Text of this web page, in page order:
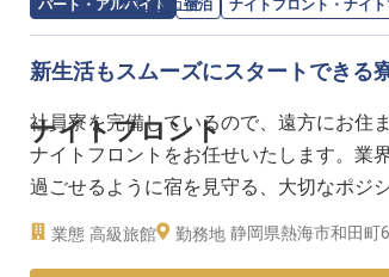
ーー【働きやすさを追求した、安心の職
短時間勤務なので、家事や育児、学業な
伊東駅から徒歩圏内という好立地に加え
おり、通勤のストレスも軽減されます。
タッフが丁寧に指導いたします。
チームワークを大切にする温かい職場で
パート・アルバイト 宿泊 ナイトフロント・ナイ
ナイトフロント
新生活もスムーズにスタートできる
社員寮を完備しているので、遠方にお住
ナイトフロントをお任せいたします。業
過ごせるように宿を見守る、大切なポジ
呂や内風呂・貸切風呂などの温泉が自慢
業態 高級旅館 勤務地 静岡県熱海市和田町